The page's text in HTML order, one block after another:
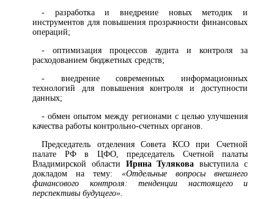
- разработка и внедрение новых методик и
инструментов для повышения прозрачности финансовых
операций;
- оптимизация процессов аудита и контроля за
расходованием бюджетных средств;
- внедрение современных информационных
технологий для повышения контроля и доступности
данных;
- обмен опытом между регионами с целью улучшения
качества работы контрольно-счетных органов.
Председатель отделения Совета КСО при Счетной
палате РФ в ЦФО, председатель Счетной палаты
Владимирской области Ирина Тулякова выступила с
докладом на тему: «Отдельные вопросы внешнего
финансового контроля: тенденции настоящего и
перспективы будущего».